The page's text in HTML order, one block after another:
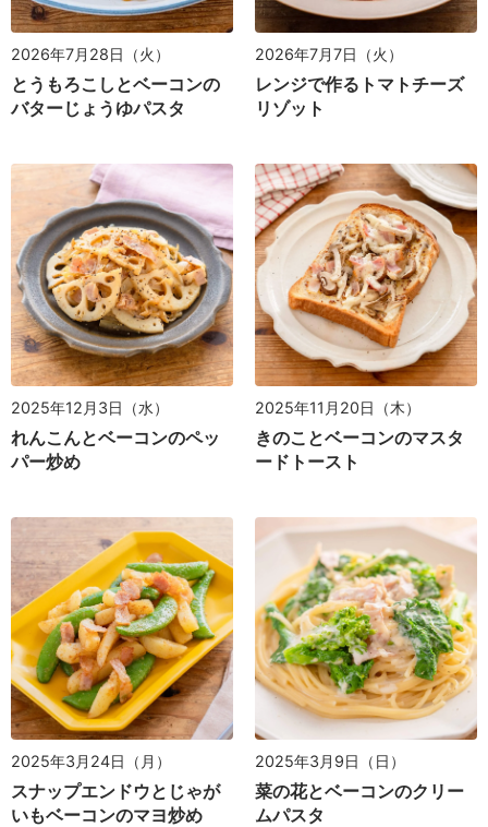
2026年7月28日（火）
とうもろこしとベーコンの
バターじょうゆパスタ
2026年7月7日（火）
レンジで作るトマトチーズ
リゾット
2025年12月3日（水）
れんこんとベーコンのペッ
パー炒め
2025年11月20日（木）
きのことベーコンのマスタ
ードトースト
2025年3月24日（月）
スナップエンドウとじゃが
いもベーコンのマヨ炒め
2025年3月9日（日）
菜の花とベーコンのクリー
ムパスタ